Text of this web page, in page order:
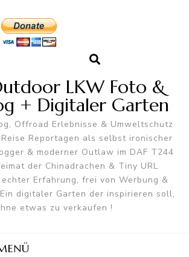
LKW Foto &
+ Digitaler Garten
Offroad Erlebnisse & Umweltschutz
Reportagen als selbst ironischer
& moderner Outlaw im DAF T244
der Chinadrachen & Tiny URL
Erfahrung, frei von Werbung &
digitaler Garten der inspirieren soll,
etwas zu verkaufen !